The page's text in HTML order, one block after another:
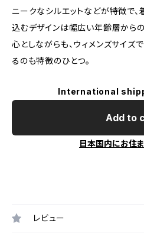
ニークなシルエットなどが特徴で
込むデザインは幅広い年齢層から
心としながらも、ウィメンズサイズ
るのも特徴のひとつ。
International
Add to
日本国内にお住
レビュー